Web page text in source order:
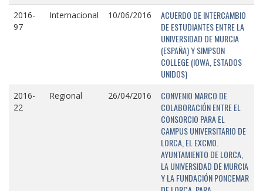
2016-
97
Internacional 10/06/2016
ACUERDO DE INTERCAMBIO
DE ESTUDIANTES ENTRE LA
UNIVERSIDAD DE MURCIA
(ESPAÑA) Y SIMPSON
COLLEGE (IOWA, ESTADOS
UNIDOS)
2016-
22
Regional 26/04/2016
CONVENIO MARCO DE
COLABORACIÓN ENTRE EL
CONSORCIO PARA EL
CAMPUS UNIVERSITARIO DE
LORCA, EL EXCMO.
AYUNTAMIENTO DE LORCA,
LA UNIVERSIDAD DE MURCIA
Y LA FUNDACIÓN PONCEMAR